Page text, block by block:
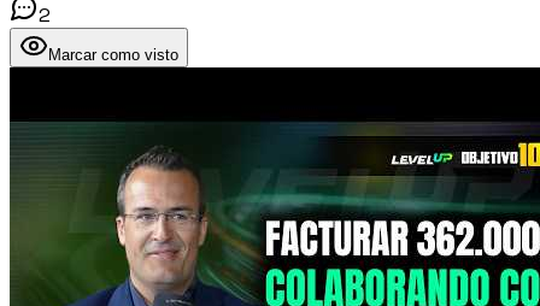
2
Marcar como visto